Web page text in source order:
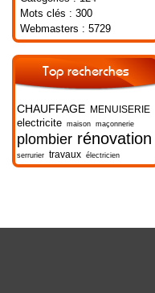
Mots clés : 300
Webmasters : 5729
Top recherches
CHAUFFAGE MENUISERIE
electricite maison maçonnerie
plombier rénovation
serrurier travaux électricien